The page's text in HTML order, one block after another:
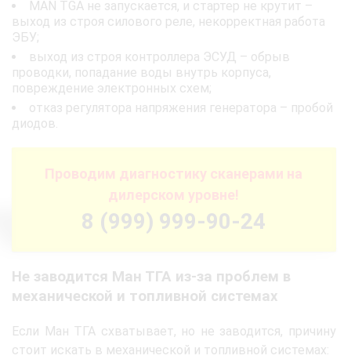
MAN TGA не запускается, и стартер не крутит –
выход из строя силового реле, некорректная работа
ЭБУ;
выход из строя контроллера ЭСУД – обрыв
проводки, попадание воды внутрь корпуса,
повреждение электронных схем;
отказ регулятора напряжения генератора – пробой
диодов.
Проводим диагностику сканерами на
дилерском уровне!
8 (999) 999-90-24
Не заводится Ман ТГА из-за проблем в
механической и топливной системах
Если Ман ТГА схватывает, но не заводится, причину
стоит искать в механической и топливной системах: